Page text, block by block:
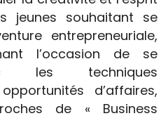
jeunes souhaitant se
entrepreneuriale,
l’occasion de se
les techniques
d’affaires,
de « Business